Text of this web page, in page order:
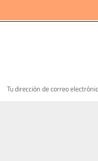
Tu dirección de correo